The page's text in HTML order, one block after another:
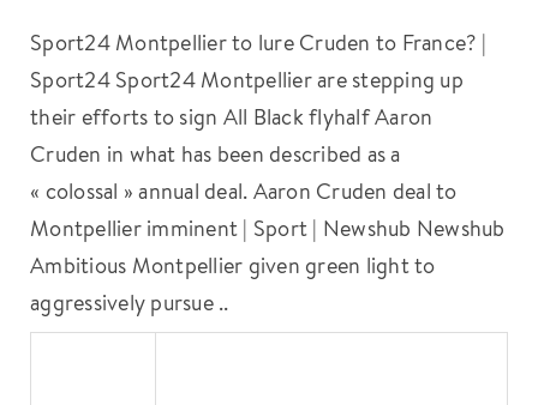
Sport24 Montpellier to lure Cruden to France? |
Sport24 Sport24 Montpellier are stepping up
their efforts to sign All Black flyhalf Aaron
Cruden in what has been described as a
« colossal » annual deal. Aaron Cruden deal to
Montpellier imminent | Sport | Newshub Newshub
Ambitious Montpellier given green light to
aggressively pursue ..